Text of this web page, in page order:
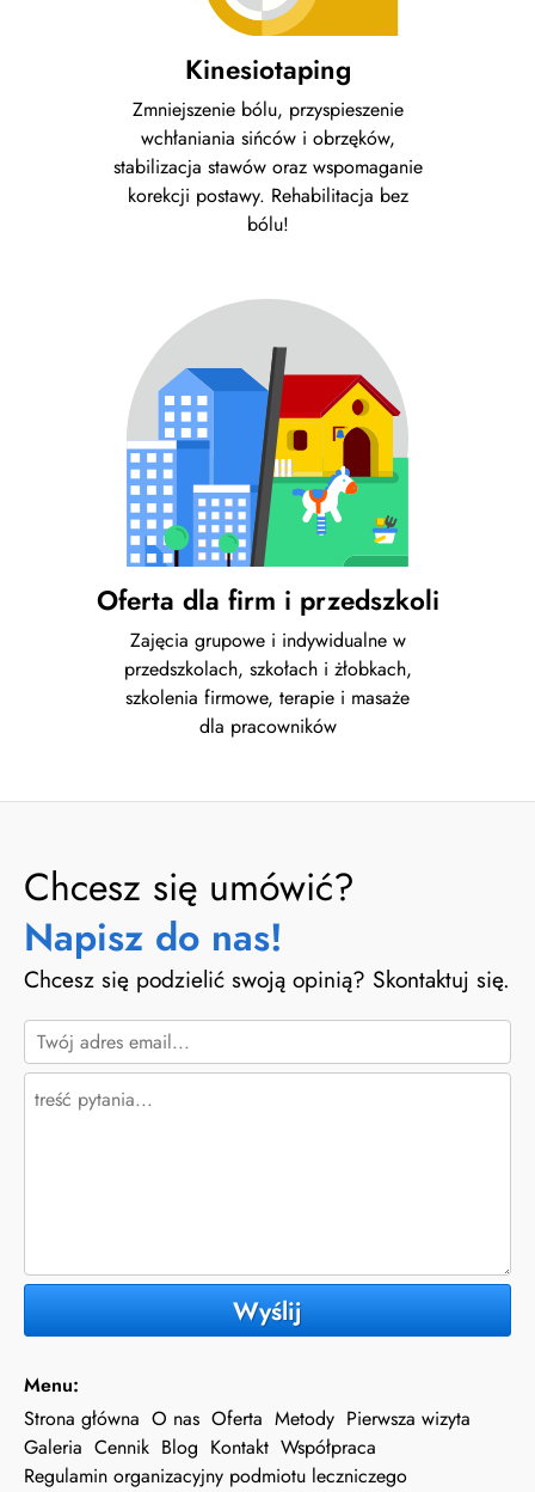
Kinesiotaping
Zmniejszenie bólu, przyspieszenie
wchłaniania sińców i obrzęków,
stabilizacja stawów oraz wspomaganie
korekcji postawy. Rehabilitacja bez
bólu!
Oferta dla firm i przedszkoli
Zajęcia grupowe i indywidualne w
przedszkolach, szkołach i żłobkach,
szkolenia firmowe, terapie i masaże
dla pracowników
Chcesz się umówić?
Napisz do nas!
Chcesz się podzielić swoją opinią? Skontaktuj się.
Wyślij
Menu:
Strona główna O nas Oferta Metody Pierwsza wizyta
Galeria Cennik Blog Kontakt Współpraca
Regulamin organizacyjny podmiotu leczniczego